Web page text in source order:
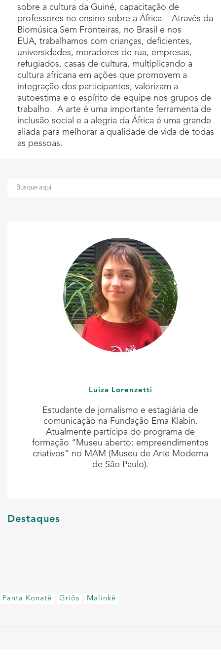
sobre a cultura da Guiné, capacitação de
professores no ensino sobre a África. Através da
Biomúsica Sem Fronteiras, no Brasil e nos
EUA, trabalhamos com crianças, deficientes,
universidades, moradores de rua, empresas,
refugiados, casas de cultura, multiplicando a
cultura africana em ações que promovem a
integração dos participantes, valorizam a
autoestima e o espírito de equipe nos grupos de
trabalho. A arte é uma importante ferramenta de
inclusão social e a alegria da África é uma grande
aliada para melhorar a qualidade de vida de todas
as pessoas.
Luiza Lorenzetti
Estudante de jornalismo e estagiária de
comunicação na Fundação Ema Klabin.
Atualmente participa do programa de
formação “Museu aberto: empreendimentos
criativos” no MAM (Museu de Arte Moderna
de São Paulo).
Destaques
Fanta Konatê Griôs Malinkê